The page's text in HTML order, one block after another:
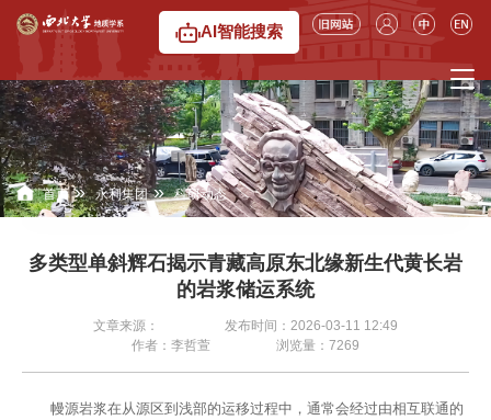
6776永利集团
AI智能搜索
首页 » 永利集团 » 科研动态
多类型单斜辉石揭示青藏高原东北缘新生代黄长岩
的岩浆储运系统
文章来源：
发布时间：2026-03-11 12:49
作者：李哲萱
浏览量： 7269
幔源岩浆在从源区到浅部的运移过程中，通常会经过由相互联通的